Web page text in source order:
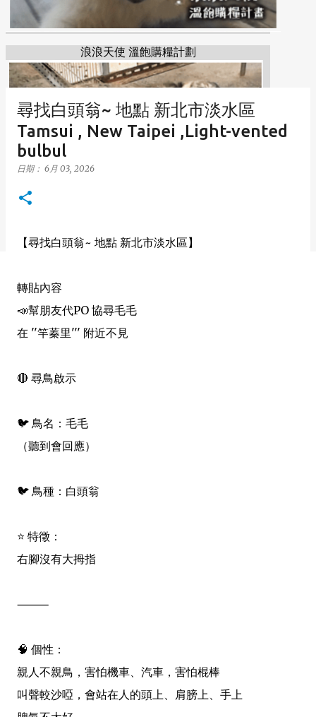
浪浪天使 溫飽購糧計劃
尋找白頭翁~ 地點 新北市淡水區
Tamsui , New Taipei ,Light-vented
bulbul
日期： 6月 03, 2026
【尋找白頭翁~ 地點 新北市淡水區】
轉貼內容
📣幫朋友代PO 協尋毛毛
在 ''竿蓁里''' 附近不見
🔴 尋鳥啟示
🐦 鳥名：毛毛
（聽到會回應）
🐦 鳥種：白頭翁
⭐ 特徵：
右腳沒有大拇指
⸻
🧠 個性：
親人不親鳥，害怕機車、汽車，害怕棍棒
叫聲較沙啞，會站在人的頭上、肩膀上、手上